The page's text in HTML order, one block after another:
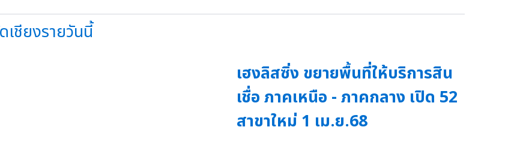
ชียงรายวันนี้
เฮงลิสซิ่ง ขยายพื้นที่ให้บริการสิน
เชื่อ ภาคเหนือ - ภาคกลาง เปิด 52
สาขาใหม่ 1 เม.ย.68